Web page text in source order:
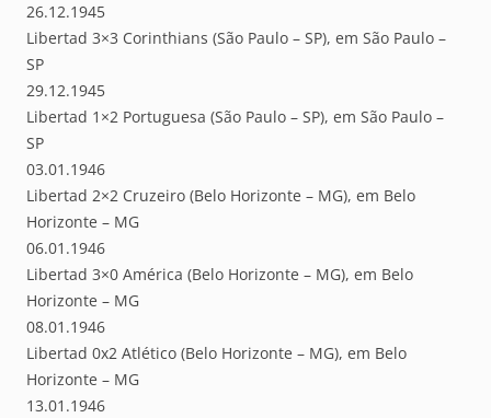
26.12.1945
Libertad 3×3 Corinthians (São Paulo – SP), em São Paulo –
SP
29.12.1945
Libertad 1×2 Portuguesa (São Paulo – SP), em São Paulo –
SP
03.01.1946
Libertad 2×2 Cruzeiro (Belo Horizonte – MG), em Belo
Horizonte – MG
06.01.1946
Libertad 3×0 América (Belo Horizonte – MG), em Belo
Horizonte – MG
08.01.1946
Libertad 0x2 Atlético (Belo Horizonte – MG), em Belo
Horizonte – MG
13.01.1946